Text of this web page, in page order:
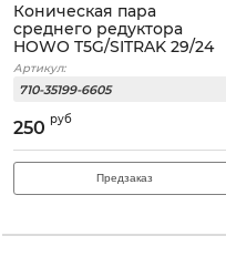
Коническая пара
среднего редуктора
HOWO T5G/SITRAK 29/24
MCP16
Артикул:
710-35199-6605
250 руб
Предзаказ